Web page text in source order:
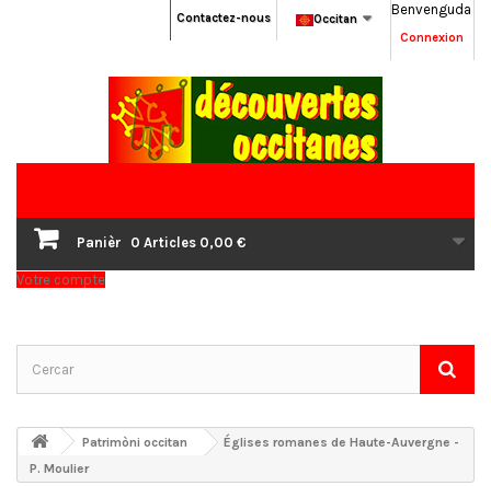
Benvenguda
Connexion
Occitan
Contactez-nous
Panièr 0 Articles 0,00 €
Votre compte
Patrimòni occitan
Églises romanes de Haute-Auvergne -
P. Moulier